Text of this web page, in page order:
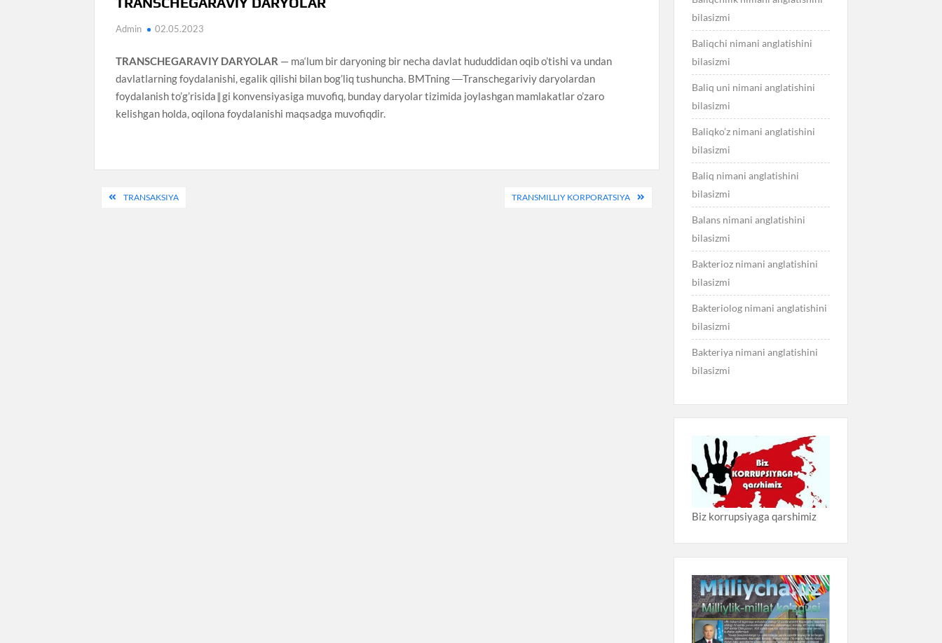
Admin 02.05.2023
TRANSCHEGARAVIY DARYOLAR — ma‘lum bir daryoning bir necha davlat hududdidan oqib o’tishi va undan
davlatlarning foydalanishi, egalik qilishi bilan bog’liq tushuncha. BMTning ―Transchegariviy daryolardan
foydalanish to’g’risida‖gi konvensiyasiga muvofiq, bunday daryolar tizimida joylashgan mamlakatlar o’zaro
kelishgan holda, oqilona foydalanishi maqsadga muvofiqdir.
PostTRANSAKSIYA TRANSMILLIY KORPORATSIYA
bilasizmi
Baliqchi nimani anglatishini
bilasizmi
Baliq uni nimani anglatishini
bilasizmi
Baliqko’z nimani anglatishini
bilasizmi
Baliq nimani anglatishini
bilasizmi
Balans nimani anglatishini
bilasizmi
Bakterioz nimani anglatishini
bilasizmi
Bakteriolog nimani anglatishini
bilasizmi
Bakteriya nimani anglatishini
bilasizmi
Biz korrupsiyaga qarshimiz